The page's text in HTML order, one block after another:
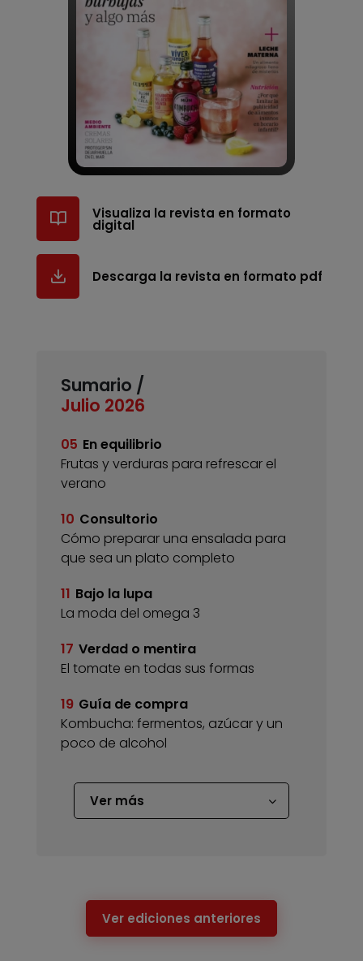
Visualiza la revista en formato
digital
Descarga la revista en formato pdf
Sumario /
Julio 2026
05 En equilibrio
Frutas y verduras para refrescar el
verano
10 Consultorio
Cómo preparar una ensalada para
que sea un plato completo
11 Bajo la lupa
La moda del omega 3
17 Verdad o mentira
El tomate en todas sus formas
19 Guía de compra
Kombucha: fermentos, azúcar y un
poco de alcohol
Ver más
Ver ediciones anteriores